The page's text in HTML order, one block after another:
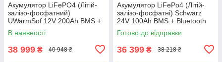
Акумулятор LiFePO4 (Літій-
залізо-фосфатний)
UWarmSof 12V 200Ah BMS +
Bluetooth
В наявності
38 999 ₴ 40 948 ₴
Акумулятор LiFePo4 (Літій-
залізо-фосфатні) Schwarz
24V 100Ah BMS + Bluetooth
Готово до відправки
36 399 ₴ 38 218 ₴